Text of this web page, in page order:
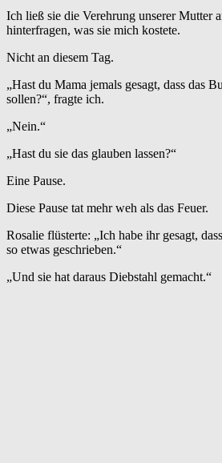
Ich ließ sie die Verehrung unserer Mutter
hinterfragen, was sie mich kostete.
Nicht an diesem Tag.
„Hast du Mama jemals gesagt, dass das
sollen?“, fragte ich.
„Nein.“
„Hast du sie das glauben lassen?“
Eine Pause.
Diese Pause tat mehr weh als das Feuer.
Rosalie flüsterte: „Ich habe ihr gesagt,
so etwas geschrieben.“
„Und sie hat daraus Diebstahl gemacht.“